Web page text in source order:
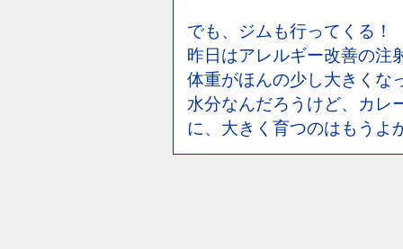
でも、ジムも行ってくる！
昨日はアレルギー改善の注
体重がほんの少し大きくな
水分なんだろうけど、カレ
に、大きく育つのはもうよ